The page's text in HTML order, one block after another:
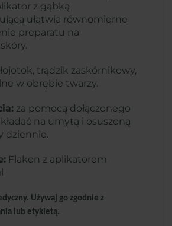
z gąbką
ułatwia równomierne
preparatu na
łojotok, trądzik zaskórnikowy,
w obrębie twarzy.
za pomocą dołączonego
na umytą i osuszoną
dziennie.
Flakon z aplikatorem
Używaj go zgodnie z
lub etykietą.